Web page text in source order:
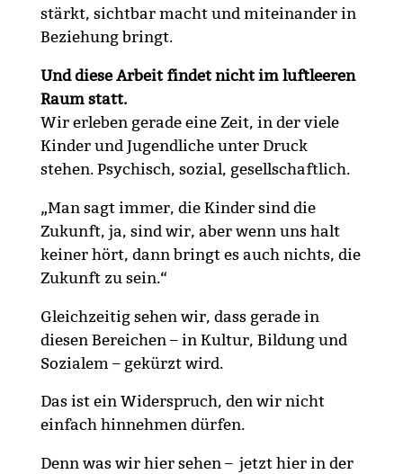
stärkt, sichtbar macht und miteinander in
Beziehung bringt.
Und diese Arbeit findet nicht im luftleeren
Raum statt.
Wir erleben gerade eine Zeit, in der viele
Kinder und Jugendliche unter Druck
stehen. Psychisch, sozial, gesellschaftlich.
„Man sagt immer, die Kinder sind die
Zukunft, ja, sind wir, aber wenn uns halt
keiner hört, dann bringt es auch nichts, die
Zukunft zu sein.“
Gleichzeitig sehen wir, dass gerade in
diesen Bereichen – in Kultur, Bildung und
Sozialem – gekürzt wird.
Das ist ein Widerspruch, den wir nicht
einfach hinnehmen dürfen.
Denn was wir hier sehen – jetzt hier in der